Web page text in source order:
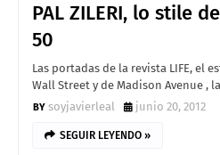
PAL ZILERI, lo stile
50
Las portadas de la revista LIFE, el
Wall Street y de Madison Avenue ,
soyjavierleal
junio 20, 2012
SEGUIR LEYENDO »